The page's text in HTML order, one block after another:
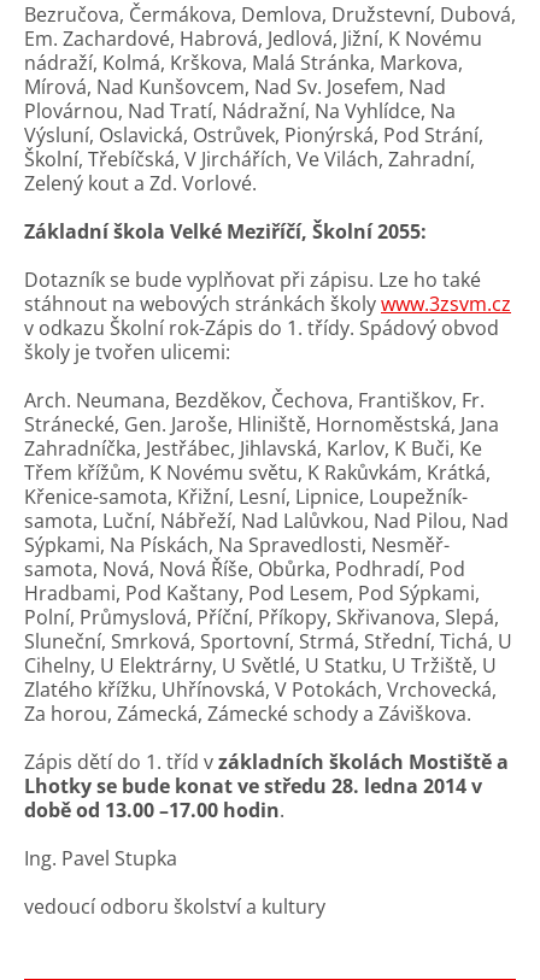
Bezručova, Čermákova, Demlova, Družstevní, Dubová,
Em. Zachardové, Habrová, Jedlová, Jižní, K Novému
nádraží, Kolmá, Krškova, Malá Stránka, Markova,
Mírová, Nad Kunšovcem, Nad Sv. Josefem, Nad
Plovárnou, Nad Tratí, Nádražní, Na Vyhlídce, Na
Výsluní, Oslavická, Ostrůvek, Pionýrská, Pod Strání,
Školní, Třebíčská, V Jirchářích, Ve Vilách, Zahradní,
Zelený kout a Zd. Vorlové.
Základní škola Velké Meziříčí, Školní 2055:
Dotazník se bude vyplňovat při zápisu. Lze ho také
stáhnout na webových stránkách školywww.3zsvm.cz
v odkazu Školní rok-Zápis do 1. třídy. Spádový obvod
školy je tvořen ulicemi:
Arch. Neumana, Bezděkov, Čechova, Františkov, Fr.
Stránecké, Gen. Jaroše, Hliniště, Hornoměstská, Jana
Zahradníčka, Jestřábec, Jihlavská, Karlov, K Buči, Ke
Třem křížům, K Novému světu, K Rakůvkám, Krátká,
Křenice-samota, Křižní, Lesní, Lipnice, Loupežník-
samota, Luční, Nábřeží, Nad Lalůvkou, Nad Pilou, Nad
Sýpkami, Na Pískách, Na Spravedlosti, Nesměř-
samota, Nová, Nová Říše, Obůrka, Podhradí, Pod
Hradbami, Pod Kaštany, Pod Lesem, Pod Sýpkami,
Polní, Průmyslová, Příční, Příkopy, Skřivanova, Slepá,
Sluneční, Smrková, Sportovní, Strmá, Střední, Tichá, U
Cihelny, U Elektrárny, U Světlé, U Statku, U Tržiště, U
Zlatého křížku, Uhřínovská, V Potokách, Vrchovecká,
Za horou, Zámecká, Zámecké schody a Záviškova.
Zápis dětí do 1. tříd vzákladních školách Mostiště a
Lhotky se bude konat ve středu 28. ledna 2014 v
době od 13.00 –17.00 hodin.
Ing. Pavel Stupka
vedoucí odboru školství a kultury